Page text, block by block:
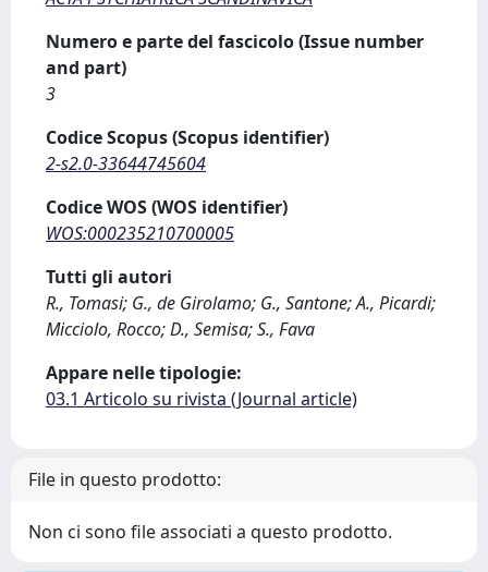
Numero e parte del fascicolo (Issue number
and part)
3
Codice Scopus (Scopus identifier)
2-s2.0-33644745604
Codice WOS (WOS identifier)
WOS:000235210700005
Tutti gli autori
R., Tomasi; G., de Girolamo; G., Santone; A., Picardi;
Micciolo, Rocco; D., Semisa; S., Fava
Appare nelle tipologie:
03.1 Articolo su rivista (Journal article)
File in questo prodotto:
Non ci sono file associati a questo prodotto.